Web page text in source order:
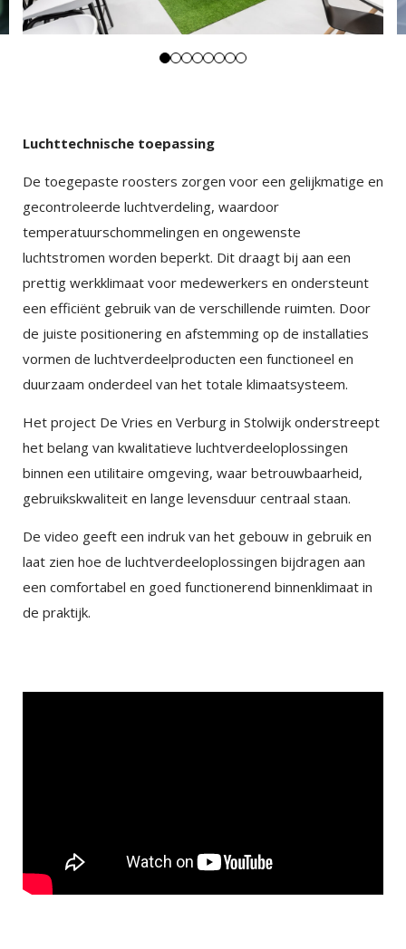
Luchttechnische toepassing
De toegepaste roosters zorgen voor een gelijkmatige en
gecontroleerde luchtverdeling, waardoor
temperatuurschommelingen en ongewenste
luchtstromen worden beperkt. Dit draagt bij aan een
prettig werkklimaat voor medewerkers en ondersteunt
een efficiënt gebruik van de verschillende ruimten. Door
de juiste positionering en afstemming op de installaties
vormen de luchtverdeelproducten een functioneel en
duurzaam onderdeel van het totale klimaatsysteem.
Het project De Vries en Verburg in Stolwijk onderstreept
het belang van kwalitatieve luchtverdeeloplossingen
binnen een utilitaire omgeving, waar betrouwbaarheid,
gebruikskwaliteit en lange levensduur centraal staan.
De video geeft een indruk van het gebouw in gebruik en
laat zien hoe de luchtverdeeloplossingen bijdragen aan
een comfortabel en goed functionerend binnenklimaat in
de praktijk.